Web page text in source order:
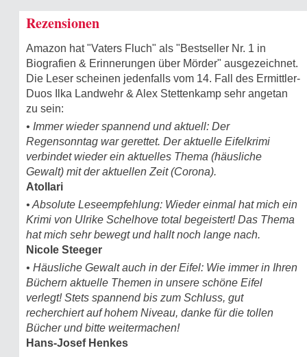
Rezensionen
Amazon hat "Vaters Fluch" als "Bestseller Nr. 1 in
Biografien & Erinnerungen über Mörder" ausgezeichnet.
Die Leser scheinen jedenfalls vom 14. Fall des Ermittler-
Duos Ilka Landwehr & Alex Stettenkamp sehr angetan
zu sein:
• Immer wieder spannend und aktuell: Der
Regensonntag war gerettet. Der aktuelle Eifelkrimi
verbindet wieder ein aktuelles Thema (häusliche
Gewalt) mit der aktuellen Zeit (Corona).
Atollari
• Absolute Leseempfehlung: Wieder einmal hat mich ein
Krimi von Ulrike Schelhove total begeistert! Das Thema
hat mich sehr bewegt und hallt noch lange nach.
Nicole Steeger
• Häusliche Gewalt auch in der Eifel: Wie immer in Ihren
Büchern aktuelle Themen in unsere schöne Eifel
verlegt! Stets spannend bis zum Schluss, gut
recherchiert auf hohem Niveau, danke für die tollen
Bücher und bitte weitermachen!
Hans-Josef Henkes